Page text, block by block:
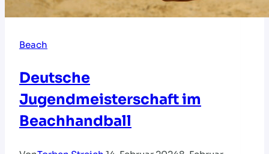
Beach
Deutsche
Jugendmeisterschaft im
Beachhandball